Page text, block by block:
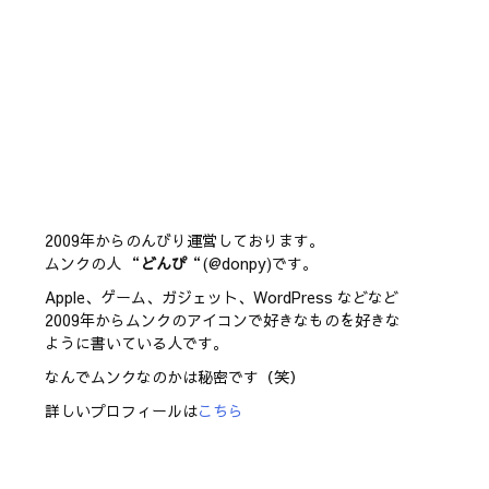
2009年からのんびり運営しております。
ムンクの人 “ どんぴ“(@donpy)です。
Apple、ゲーム、ガジェット、WordPress などなど
2009年からムンクのアイコンで好きなものを好きな
ように書いている人です。
なんでムンクなのかは秘密です（笑）
詳しいプロフィールはこちら